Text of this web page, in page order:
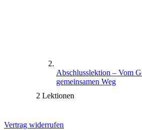
Abschlusslektion – Vom
gemeinsamen Weg
2 Lektionen
Vertrag widerrufen